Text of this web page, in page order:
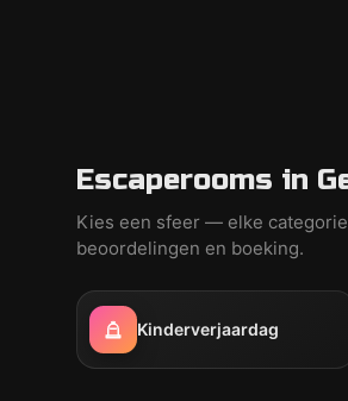
Escaperooms in
Kies een sfeer — elke
beoordelingen en boeking.
Kinderverjaardag